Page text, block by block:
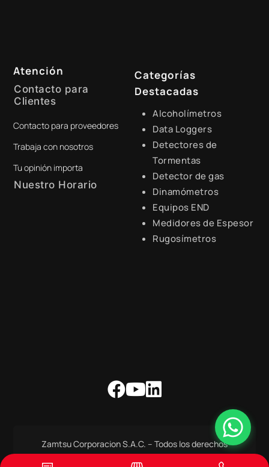
Atención
Contacto para
Clientes
+51 941 525 454
digital@zamtsu.com
Contacto para proveedores
Trabaja con nosotros
Tu opinión importa
Nuestro Horario
Categorías
Destacadas
Alcoholímetros
Data Loggers
Detectores de
Tormentas
Detector de gas
Dinamómetros
Equipos END
Medidores de Espesor
Rugosímetros
Zamtsu Corporacion S.A.C. – Todos los derechos
Reservados.